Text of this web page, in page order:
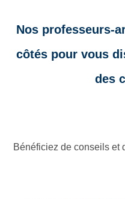
Nos professeurs-
côtés pour vous
des
Bénéficiez de conseils et